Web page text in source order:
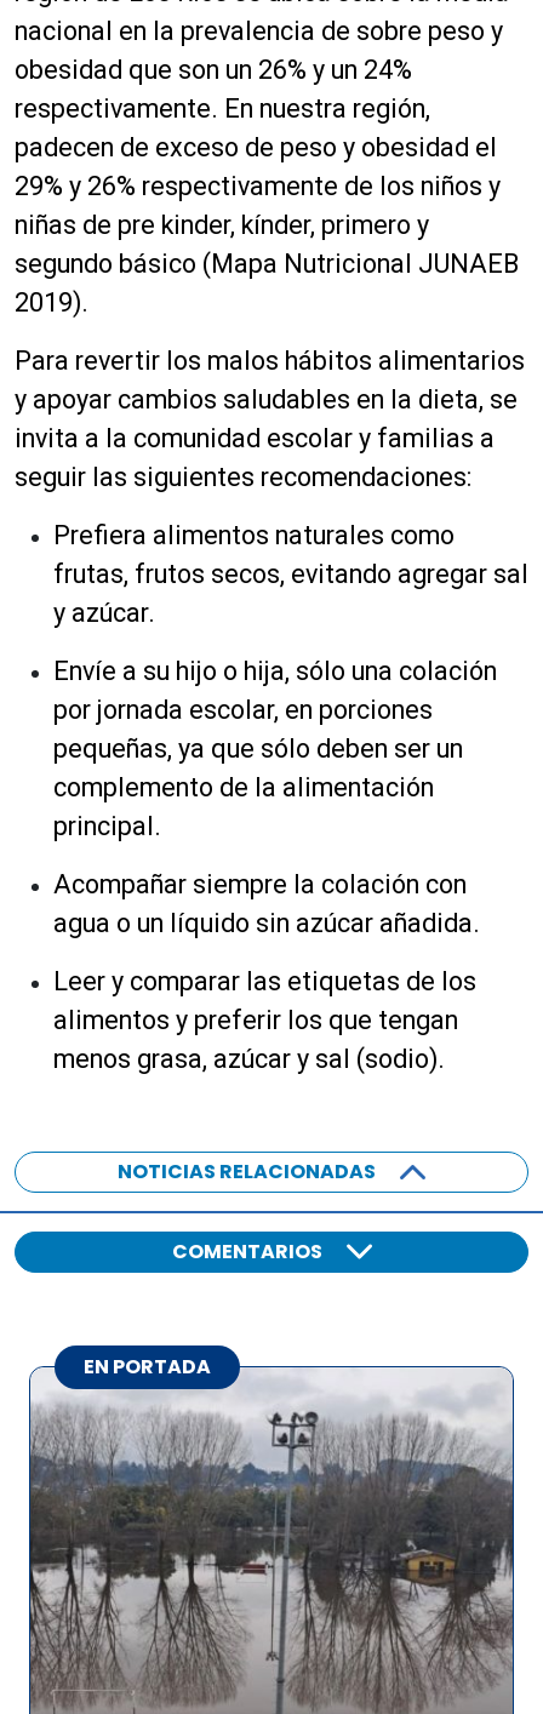
nacional en la prevalencia de sobre peso y
obesidad que son un 26% y un 24%
respectivamente. En nuestra región,
padecen de exceso de peso y obesidad el
29% y 26% respectivamente de los niños y
niñas de pre kinder, kínder, primero y
segundo básico (Mapa Nutricional JUNAEB
2019).
Para revertir los malos hábitos alimentarios
y apoyar cambios saludables en la dieta, se
invita a la comunidad escolar y familias a
seguir las siguientes recomendaciones:
Prefiera alimentos naturales como
frutas, frutos secos, evitando agregar sal
y azúcar.
Envíe a su hijo o hija, sólo una colación
por jornada escolar, en porciones
pequeñas, ya que sólo deben ser un
complemento de la alimentación
principal.
Acompañar siempre la colación con
agua o un líquido sin azúcar añadida.
Leer y comparar las etiquetas de los
alimentos y preferir los que tengan
menos grasa, azúcar y sal (sodio).
NOTICIAS RELACIONADAS
COMENTARIOS
EN PORTADA